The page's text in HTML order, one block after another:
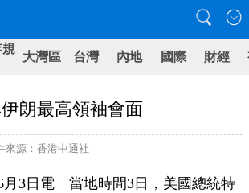
大灣區 台灣 內地 國際 財經
朗最高領袖會面
來源：香港中通社
3日電 當地時間3日，美國總統特